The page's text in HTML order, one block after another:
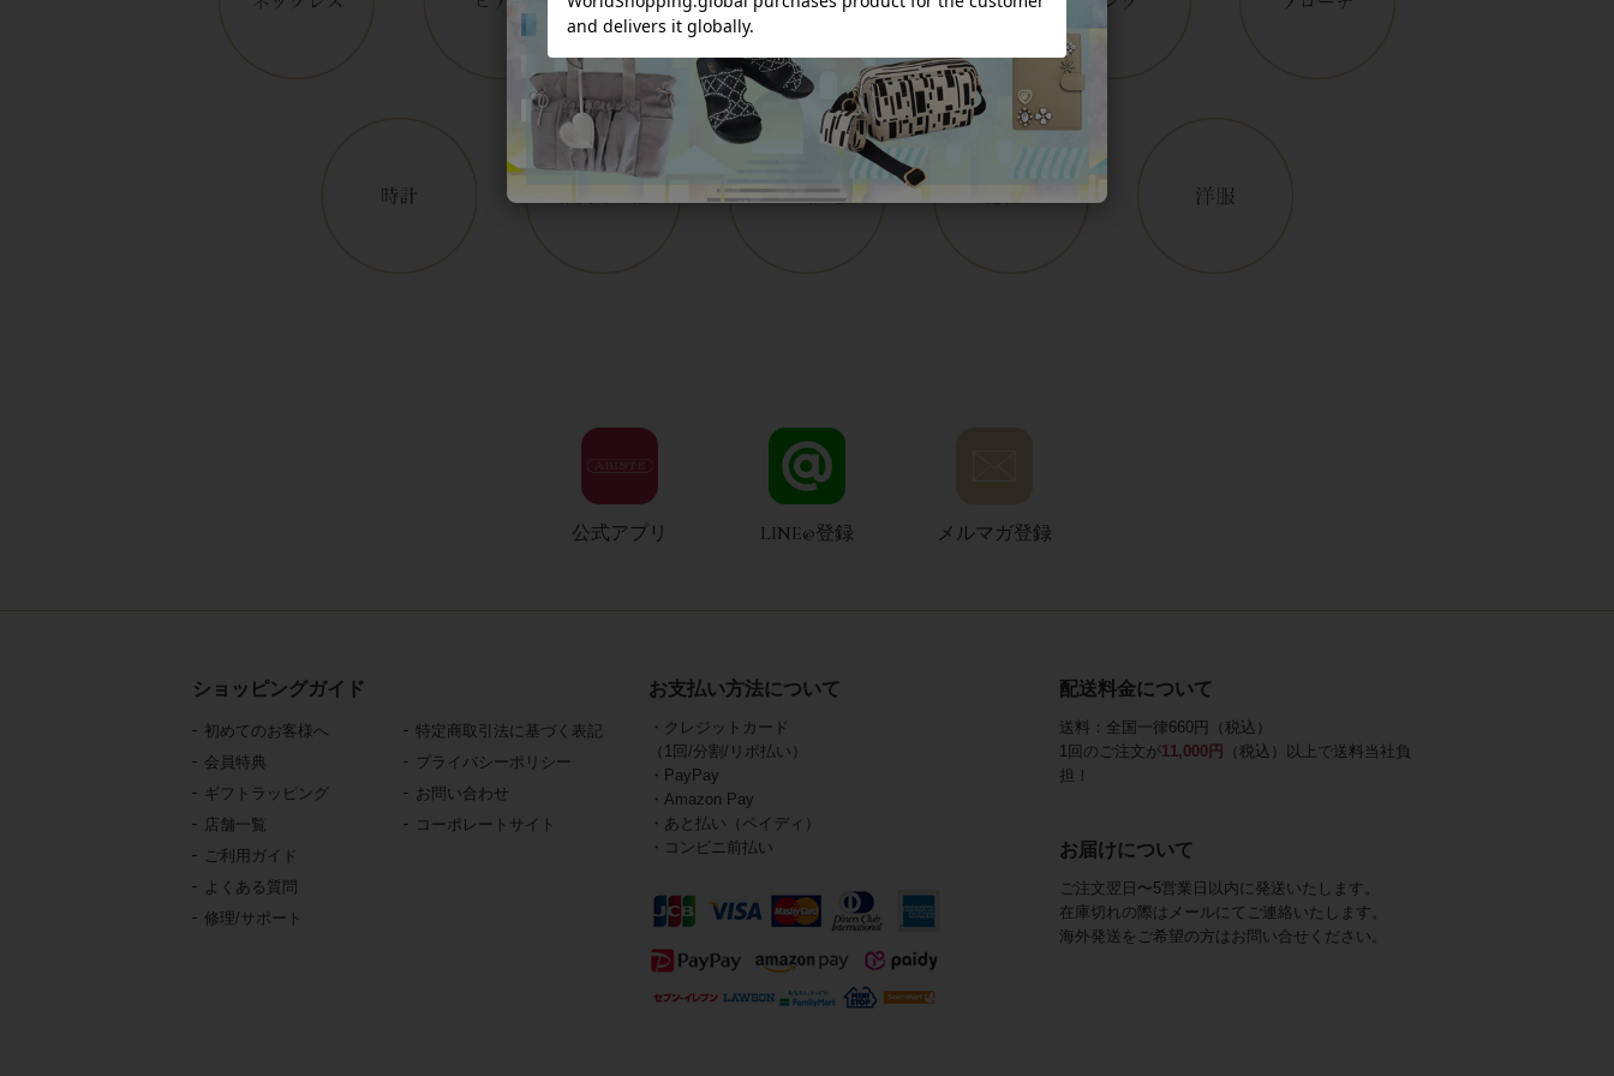
公式アプリ LINE@登録 メルマガ登録
ショッピングガイド
初めてのお客様へ
会員特典
ギフトラッピング
店舗一覧
ご利用ガイド
よくある質問
修理/サポート
特定商取引法に基づく表記
プライバシーポリシー
お問い合わせ
コーポレートサイト
お支払い方法について
・クレジットカード
（1回/分割/リボ払い）
・PayPay
・Amazon Pay
・あと払い（ペイディ）
・コンビニ前払い
配送料金について
送料：全国一律660円（税込）
1回のご注文が11,000円
（税込）以上で送料当社負
担！
お届けについて
ご注文翌日〜5営業日以内に発送いたします。
在庫切れの際はメールにてご連絡いたします。
海外発送をご希望の方はお問い合せください。